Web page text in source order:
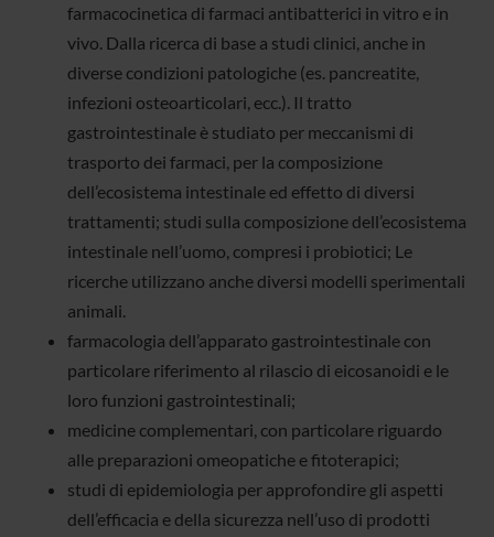
farmacocinetica di farmaci antibatterici in vitro e in
vivo. Dalla ricerca di base a studi clinici, anche in
diverse condizioni patologiche (es. pancreatite,
infezioni osteoarticolari, ecc.). Il tratto
gastrointestinale è studiato per meccanismi di
trasporto dei farmaci, per la composizione
dell’ecosistema intestinale ed effetto di diversi
trattamenti; studi sulla composizione dell’ecosistema
intestinale nell’uomo, compresi i probiotici; Le
ricerche utilizzano anche diversi modelli sperimentali
animali.
farmacologia dell’apparato gastrointestinale con
particolare riferimento al rilascio di eicosanoidi e le
loro funzioni gastrointestinali;
medicine complementari, con particolare riguardo
alle preparazioni omeopatiche e fitoterapici;
studi di epidemiologia per approfondire gli aspetti
dell’efficacia e della sicurezza nell’uso di prodotti